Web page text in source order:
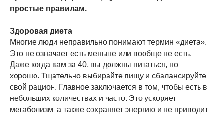
простые правилам.
Здоровая диета
Многие люди неправильно понимают термин «диета».
Это не означает есть меньше или вообще не есть.
Даже когда вам за 40, вы должны питаться, но
хорошо. Тщательно выбирайте пищу и сбалансируйте
свой рацион. Главное заключается в том, чтобы есть в
небольших количествах и часто. Это ускоряет
метаболизм, а также сохраняет энергию и не приводит